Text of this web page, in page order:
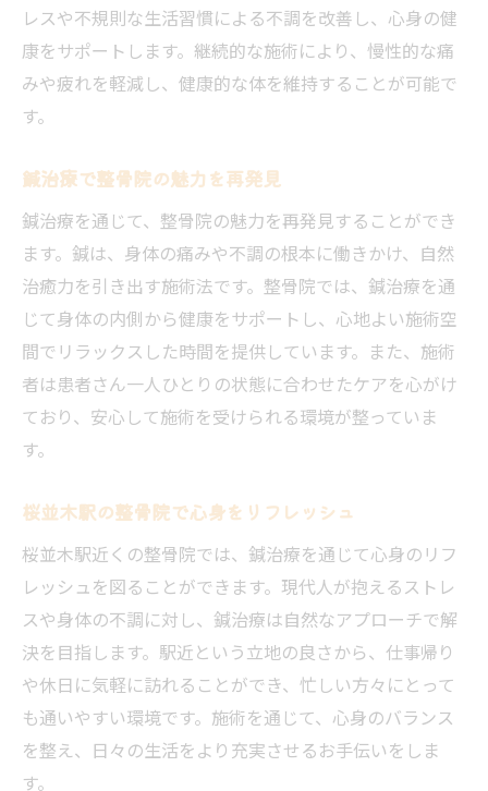
桜並木駅前の整骨院で鍼治療を試す価値
整骨院の鍼治療で感じる変化とは
桜並木駅前の整骨院で健康維持
整骨院での鍼治療の価値を知る
初めての整骨院鍼治療での発見
整骨院の鍼治療で身体のバランスを整える
整骨院での鍼治療で健康を増進
身体のバランスを整骨院で整える方法
整骨院の鍼治療で心身をリフレッシュ
整骨院での鍼治療で活力を取り戻す
レスや不規則な生活習慣による不調を改善し、心身の健
康をサポートします。継続的な施術により、慢性的な痛
みや疲れを軽減し、健康的な体を維持することが可能で
す。
鍼治療で整骨院の魅力を再発見
鍼治療を通じて、整骨院の魅力を再発見することができ
ます。鍼は、身体の痛みや不調の根本に働きかけ、自然
治癒力を引き出す施術法です。整骨院では、鍼治療を通
じて身体の内側から健康をサポートし、心地よい施術空
間でリラックスした時間を提供しています。また、施術
者は患者さん一人ひとりの状態に合わせたケアを心がけ
ており、安心して施術を受けられる環境が整っていま
す。
桜並木駅の整骨院で心身をリフレッシュ
桜並木駅近くの整骨院では、鍼治療を通じて心身のリフ
レッシュを図ることができます。現代人が抱えるストレ
スや身体の不調に対し、鍼治療は自然なアプローチで解
決を目指します。駅近という立地の良さから、仕事帰り
や休日に気軽に訪れることができ、忙しい方々にとって
も通いやすい環境です。施術を通じて、心身のバランス
を整え、日々の生活をより充実させるお手伝いをしま
す。